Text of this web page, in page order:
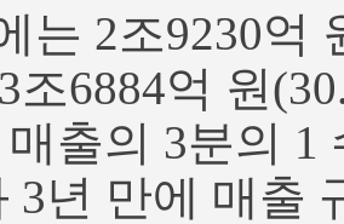
는 2조9230억
조6884억 원
출의 3분의 1
3년 만에 매출